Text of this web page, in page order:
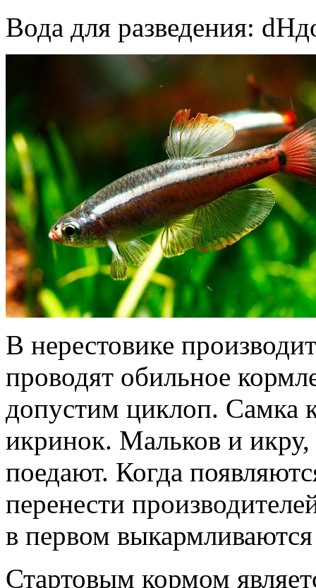
Вода для разведения:
В нерестовике
проводят обильное
допустим циклоп. Самка
икринок. Мальков и икру,
поедают. Когда
перенести
в первом
Стартовым кормом